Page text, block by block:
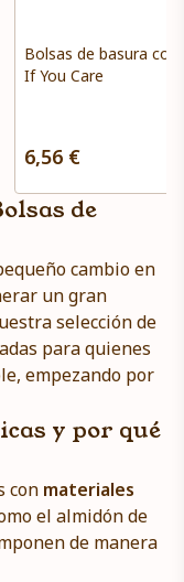
Bolsas de basura
If You Care
6,56 €
de
cambio en
un gran
selección de
para quienes
empezando por
y por qué
con materiales
el almidón de
de manera